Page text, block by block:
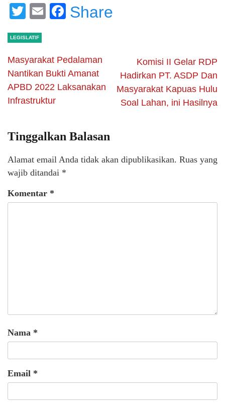
Twitter
EmailFacebook
Share
LEGISLATIF
Masyarakat Pedalaman
Nantikan Bukti Amanat
APBD 2022 Laksanakan
Infrastruktur
Komisi II Gelar RDP
Hadirkan PT. ASDP Dan
Masyarakat Kapuas Hulu
Soal Lahan, ini Hasilnya
Tinggalkan Balasan
Alamat email Anda tidak akan dipublikasikan. Ruas yang
wajib ditandai *
Komentar *
Nama *
Email *